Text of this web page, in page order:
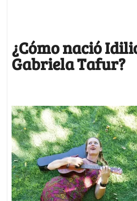
¿Cómo nació
Gabriela Tafur?